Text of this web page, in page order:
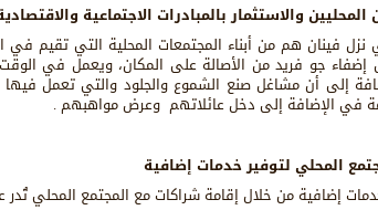
والاستثمار بالمبادرات الاجتماعية
فينان هم من أبناء المجتمعات المحلية التي تقيم في
جو فريد من الأصالة على المكان، ويعمل في
إلى أن مشاغل صنع الشموع والجلود والتي تعمل
في الإضافة إلى دخل عائلاتهم وعرض مواهبهم .
المحلي لتوفير خدمات إضافية
إضافية من خلال إقامة شراكات مع المجتمع المحلي تُدر